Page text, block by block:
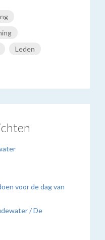
Leden
voor de dag van
/ De